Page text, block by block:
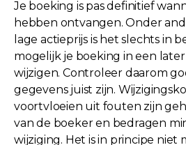
Je boeking is pas definitief
hebben ontvangen. Onder
lage actieprijs is het slechts in
mogelijk je boeking in een
wijzigen. Controleer daarom
gegevens juist zijn.
voortvloeien uit fouten zijn
van de boeker en bedragen
wijziging. Het is in principe niet